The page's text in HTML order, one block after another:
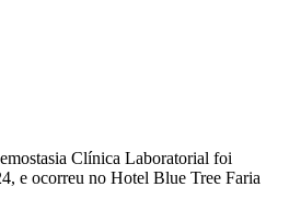
Clínica Laboratorial foi
e ocorreu no Hotel Blue Tree Faria